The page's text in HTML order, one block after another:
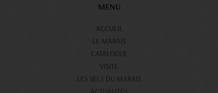
MENU
ACCUEIL
LE MARAIS
CATALOGUE
VISITE
LES SELS DU MARAIS